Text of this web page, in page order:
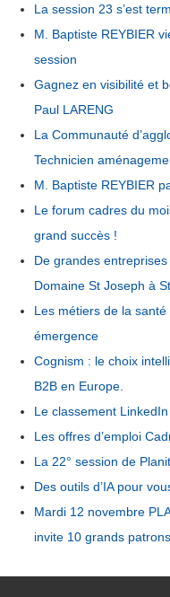
La session 23 s’est
M. Baptiste REYBIER
session
Gagnez en visibilité et
Paul LARENG
La Communauté
Technicien
M. Baptiste REYBIER
Le forum cadres du
grand succès !
De grandes
Domaine St Joseph à
Les métiers de la
émergence
Cognism : le choix
B2B en Europe.
Le classement
Les offres d’emploi
La 22° session de
Des outils d’IA pour
Mardi 12 novembre
invite 10 grands